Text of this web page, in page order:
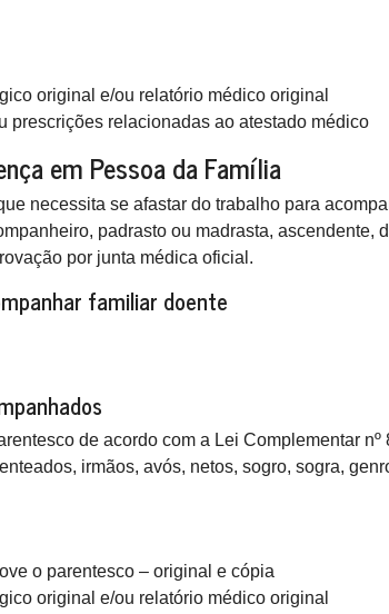
original e/ou relatório médico original
prescrições relacionadas ao atestado médico
em Pessoa da Família
necessita se afastar do trabalho para
padrasto ou madrasta,
por junta médica oficial.
familiar doente
de acordo com a Lei Complementar
irmãos, avós, netos, sogro, sogra,
o parentesco – original e cópia
original e/ou relatório médico original